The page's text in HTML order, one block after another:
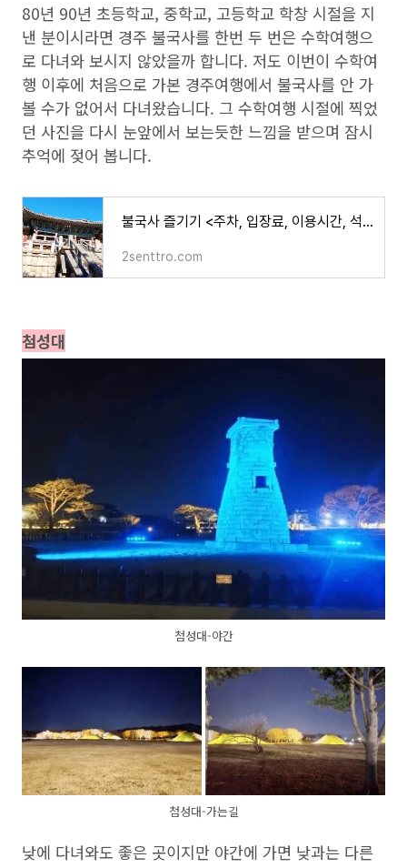
80년 90년 초등학교, 중학교, 고등학교 학창 시절을 지
낸 분이시라면 경주 불국사를 한번 두 번은 수학여행으
로 다녀와 보시지 않았을까 합니다. 저도 이번이 수학여
행 이후에 처음으로 가본 경주여행에서 불국사를 안 가
볼 수가 없어서 다녀왔습니다. 그 수학여행 시절에 찍었
던 사진을 다시 눈앞에서 보는듯한 느낌을 받으며 잠시
추억에 젖어 봅니다.
불국사 즐기기 <주차, 입장료, 이용시간, 석굴암버스>
2senttro.com
첨성대
첨성대-야간
첨성대-가는길
낮에 다녀와도 좋은 곳이지만 야간에 가면 낮과는 다른